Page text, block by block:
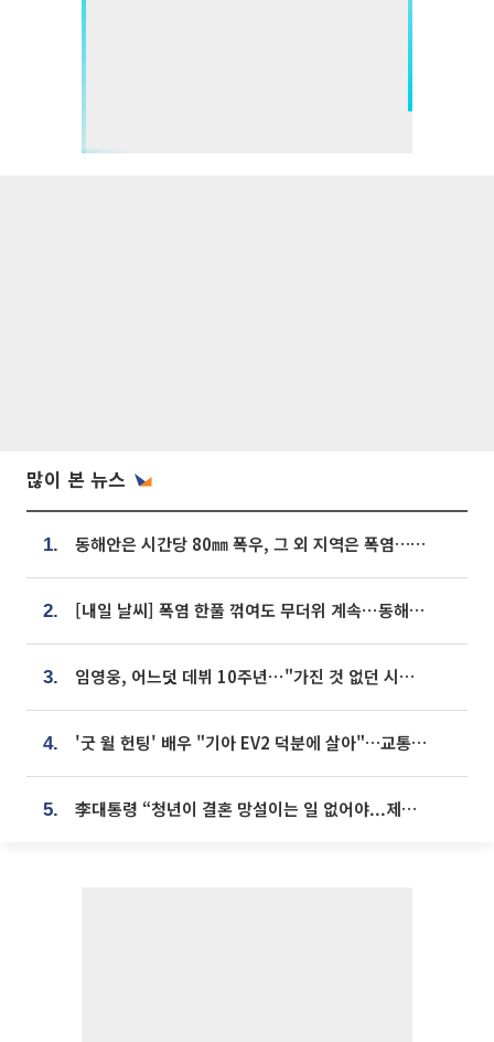
많이 본 뉴스
1. 동해안은 시간당 80㎜ 폭우, 그 외 지역은 폭염…‘극과 극 날씨’
2. [내일 날씨] 폭염 한풀 꺾여도 무더위 계속⋯동해안 이틀 연속 비
3. 임영웅, 어느덧 데뷔 10주년⋯"가진 것 없던 시절, 내 앞엔 20명의 팬뿐"
4. '굿 윌 헌팅' 배우 "기아 EV2 덕분에 살아"…교통사고 후 안전성 극찬
5. 李대통령 “청년이 결혼 망설이는 일 없어야...제도상 불이익 조사”